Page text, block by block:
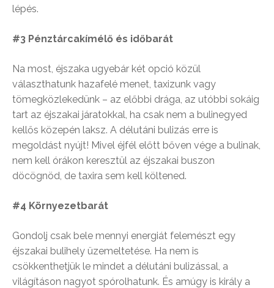
lépés.
#3 Pénztárcakímélő és időbarát
Na most, éjszaka ugyebár két opció közül
választhatunk hazafelé menet, taxizunk vagy
tömegközlekedünk – az előbbi drága, az utóbbi sokáig
tart az éjszakai járatokkal, ha csak nem a bulinegyed
kellős közepén laksz. A délutáni bulizás erre is
megoldást nyújt! Mivel éjfél előtt bőven vége a bulinak,
nem kell órákon keresztül az éjszakai buszon
döcögnöd, de taxira sem kell költened.
#4 Környezetbarát
Gondolj csak bele mennyi energiát felemészt egy
éjszakai bulihely üzemeltetése. Ha nem is
csökkenthetjük le mindet a délutáni bulizással, a
világításon nagyot spórolhatunk. És amúgy is király a